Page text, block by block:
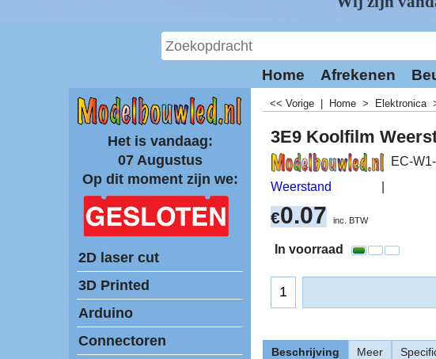
Home Afrekenen
Het is vandaag:
07 Augustus
Op dit moment zijn we:
2D laser cut
3D Printed
Arduino
Connectoren
<< Vorige Home > Elektronica
3E9 Koolfilm
Weerstand
EC-
€0.07 inc. BTW
In voorraad
Beschrijving Meer